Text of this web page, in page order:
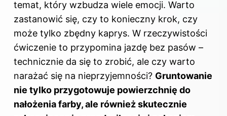
temat, który wzbudza wiele emocji. Warto
zastanowić się, czy to konieczny krok, czy
może tylko zbędny kaprys. W rzeczywistości
ćwiczenie to przypomina jazdę bez pasów –
technicznie da się to zrobić, ale czy warto
narażać się na nieprzyjemności? Gruntowanie
nie tylko przygotowuje powierzchnię do
nałożenia farby, ale również skutecznie